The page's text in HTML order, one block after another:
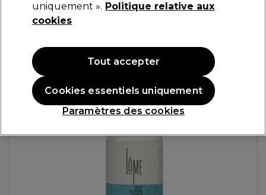
17,45 €
NOUVEAU
uniquement ». Politique relative aux
cookies
Paramètres des cookies
Cookies essentiels uniquement
Tout accepter